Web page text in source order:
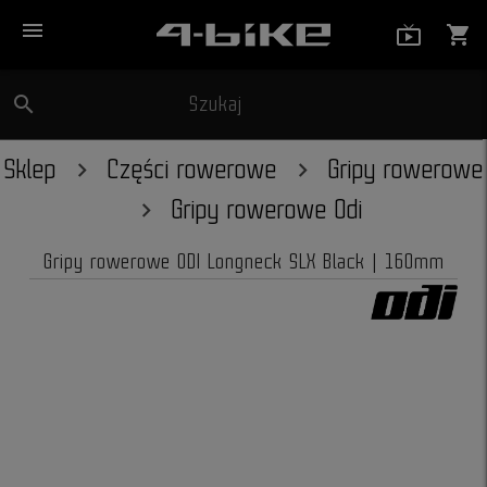
menu shopping_cart
search Szukaj
Sklep Części rowerowe
Gripy rowerowe
Gripy rowerowe Odi
Gripy rowerowe ODI Longneck SLX Black | 160mm